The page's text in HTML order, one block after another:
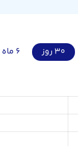
۳۰ روز ۶ ماه